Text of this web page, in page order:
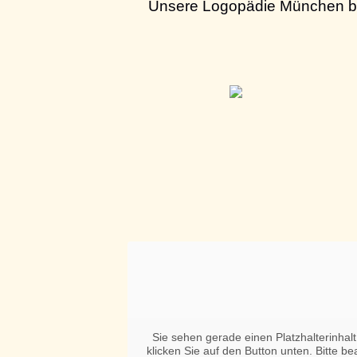
Unsere Logopädie München
Sie sehen gerade einen
klicken Sie auf den Button unten. Bitte